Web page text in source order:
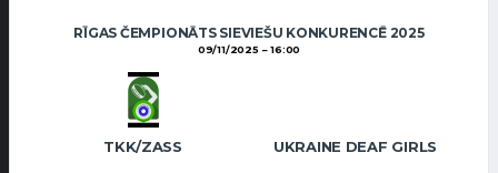
RĪGAS ČEMPIONĀTS SIEVIEŠU KONKURENCĒ 2025
09/11/2025 16:00
TKK/ZASS UKRAINE DEAF GIRLS